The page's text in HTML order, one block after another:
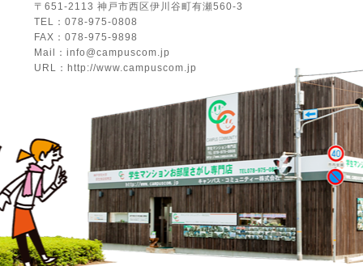
〒651-2113 神戸市西区伊川谷町有瀬560-3
TEL：078-975-0808
FAX：078-975-9898
Mail：info@campuscom.jp
URL：http://www.campuscom.jp